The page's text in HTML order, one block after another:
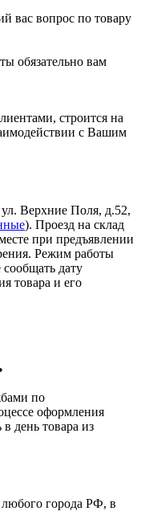
вас вопрос по товару
обязательно вам
строится на
с Вашим
Верхние Поля, д.52,
). Проезд на склад
при предъявлении
Режим работы
дату
товара и его
по
оформления
день товара из
города РФ, в